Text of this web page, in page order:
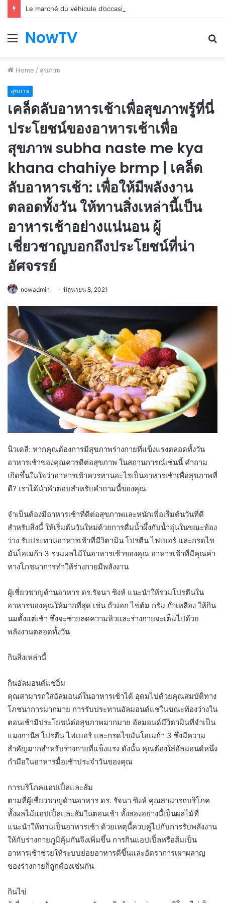
Le marché du véhicule d’occasion en plein essor
Menu
NowTV
Home / สุขภาพ
สุขภาพ
เคล็ดลับอาหารเช้าเพื่อสุขภาพรู้ที่นี่
ประโยชน์ของอาหารเช้าเพื่อ
สุขภาพ subha naste me kya
khana chahiye brmp | เคล็ด
ลับอาหารเช้า: เพื่อให้มีพลังงาน
ตลอดทั้งวัน ให้ทานสิ่งเหล่านี้เป็น
อาหารเช้าอย่างแน่นอน ผู้
เชี่ยวชาญบอกถึงประโยชน์ที่น่า
อัศจรรย์
nowadmin มิถุนายน 8, 2021
นิวเดลี: หากคุณต้องการมีสุขภาพร่างกายที่แข็งแรงตลอดทั้งวัน
อาหารเช้าของคุณควรดีต่อสุขภาพ ในสถานการณ์เช่นนี้ คำถาม
เกิดขึ้นในใจว่าอาหารเช้าควรทานอะไรเป็นอาหารเช้าเพื่อสุขภาพที่
ดี? เราได้นำคำตอบสำหรับคำถามนี้ของคุณ
จำเป็นต้องมีอาหารเช้าที่ดีต่อสุขภาพและหนักเพื่อเริ่มต้นวันที่ดี
สำหรับสิ่งนี้ ให้เริ่มต้นวันใหม่ด้วยการดื่มน้ำผึ้งกับน้ำอุ่นในขณะท้อง
ว่าง รับประทานอาหารเช้าที่มีวิตามิน โปรตีน ไฟเบอร์ และกรดไข
มันโอเมก้า 3 รวมผลไม้ในอาหารเช้าของคุณ อาหารเช้าที่มีคุณค่า
ทางโภชนาการทำให้ร่างกายมีพลังงาน
ผู้เชี่ยวชาญด้านอาหาร ดร.รัจนา ซิงห์ แนะนำให้รวมโปรตีนใน
อาหารของคุณให้มากที่สุด เช่น ถั่วงอก ไข่ต้ม กรัม ถั่วเหลือง ให้กิน
นมตั้งแต่เช้า ซึ่งจะช่วยลดความหิวและร่างกายจะเต็มไปด้วย
พลังงานตลอดทั้งวัน
กินสิ่งเหล่านี้
กินอัลมอนด์แช่อิ่ม
คุณสามารถใส่อัลมอนด์ในอาหารเช้าได้ อุดมไปด้วยคุณสมบัติทาง
โภชนาการมากมาย การรับประทานอัลมอนด์แช่ในขณะท้องว่างใน
ตอนเช้ามีประโยชน์ต่อสุขภาพมากมาย อัลมอนด์มีวิตามินที่จำเป็น
แมงกานีส โปรตีน ไฟเบอร์ และกรดไขมันโอเมก้า 3 ซึ่งมีความ
สำคัญมากสำหรับร่างกายที่แข็งแรง ดังนั้น คุณต้องใส่อัลมอนด์หนึ่ง
กำมือในอาหารมื้อเช้าประจำวันของคุณ
การบริโภคแอปเปิ้ลและส้ม
ตามที่ผู้เชี่ยวชาญด้านอาหาร ดร. รัจนา ซิงห์ คุณสามารถบริโภค
ทั้งผลไม้แอปเปิ้ลและส้มในตอนเช้า ทั้งสองอย่างนี้เป็นผลไม้ที่
แนะนำให้ทานเป็นอาหารเช้า ด้วยเหตุนี้ควบคู่ไปกับการรับพลังงาน
ให้กับร่างกายภูมิคุ้มกันจึงเพิ่มขึ้น การกินแอปเปิ้ลหรือส้มเป็น
อาหารเช้าช่วยให้ระบบย่อยอาหารดีขึ้นและอัตราการเผาผลาญ
ของร่างกายก็ถูกต้องเช่นกัน
กินไข่